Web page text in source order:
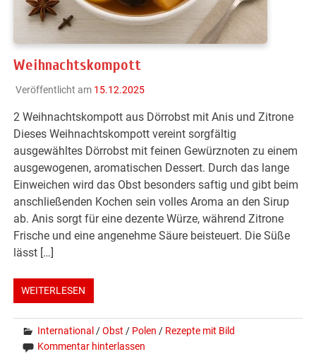
Weihnachtskompott
Veröffentlicht am 15.12.2025
2 Weihnachtskompott aus Dörrobst mit Anis und Zitrone
Dieses Weihnachtskompott vereint sorgfältig
ausgewähltes Dörrobst mit feinen Gewürznoten zu einem
ausgewogenen, aromatischen Dessert. Durch das lange
Einweichen wird das Obst besonders saftig und gibt beim
anschließenden Kochen sein volles Aroma an den Sirup
ab. Anis sorgt für eine dezente Würze, während Zitrone
Frische und eine angenehme Säure beisteuert. Die Süße
lässt […]
WEITERLESEN
International /Obst / Polen / Rezepte mit Bild
Kommentar hinterlassen